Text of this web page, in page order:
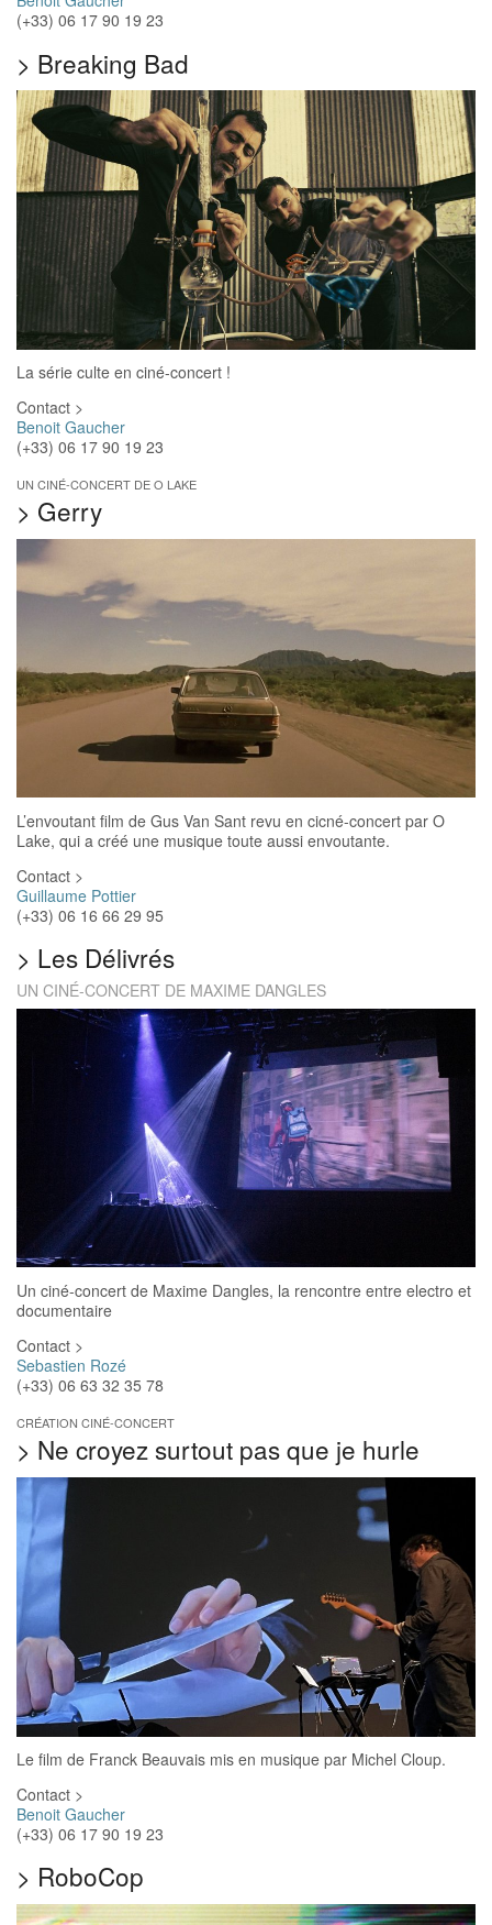
(+33) 06 17 90 19 23‬
> Breaking Bad
La série culte en ciné-concert !
Contact >
Benoit Gaucher
(+33) 06 17 90 19 23‬
UN CINÉ-CONCERT DE O LAKE
> Gerry
L’envoutant film de Gus Van Sant revu en cicné-concert par O
Lake, qui a créé une musique toute aussi envoutante.
Contact >
Guillaume Pottier
(+33) ‭06 16 66 29 95‬
> Les Délivrés
UN CINÉ-CONCERT DE MAXIME DANGLES
Un ciné-concert de Maxime Dangles, la rencontre entre electro et
documentaire
Contact >
Sebastien Rozé
(+33) 06 63 32 35 78
CRÉATION CINÉ-CONCERT
> Ne croyez surtout pas que je hurle
Le film de Franck Beauvais mis en musique par Michel Cloup.
Contact >
Benoit Gaucher
(+33) 06 17 90 19 23‬
> RoboCop